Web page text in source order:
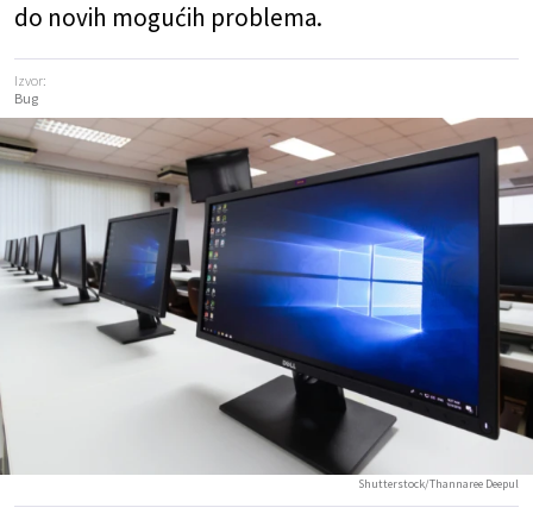
do novih mogućih problema.
Izvor:
Bug
Shutterstock/Thannaree Deepul